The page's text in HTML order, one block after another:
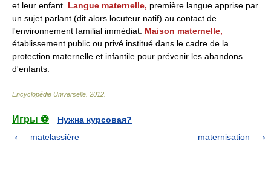
et leur enfant. Langue maternelle, première langue apprise par
un sujet parlant (dit alors locuteur natif) au contact de
l'environnement familial immédiat. Maison maternelle,
établissement public ou privé institué dans le cadre de la
protection maternelle et infantile pour prévenir les abandons
d'enfants.
Encyclopédie Universelle 2012
Игры ⚽
Нужна курсовая?
matelassière
maternisation